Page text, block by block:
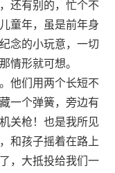
还有别的，忙个不
童年，虽是前年身
念的小玩意，一切
情形就可想。
他们用两个长短不
一个弹簧，旁边有
关枪！也是我所见
和孩子摇着在路上
，大抵投给我们一